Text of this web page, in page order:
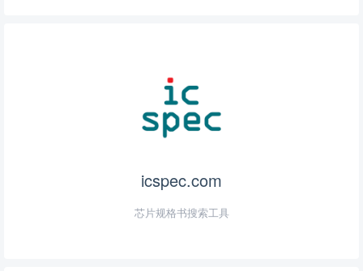
icspec.com
芯片规格书搜索工具